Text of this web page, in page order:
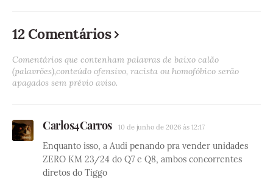
12 Comentários
Comentários que contenham palavras de baixo calão
(palavrões),conteúdo ofensivo, racista ou homofóbico serão
apagados sem prévio aviso.
Carlos4Carros 10 de junho de 2026 às 12:17
Enquanto isso, a Audi penando pra vender unidades
ZERO KM 23/24 do Q7 e Q8, ambos concorrentes
diretos do Tiggo